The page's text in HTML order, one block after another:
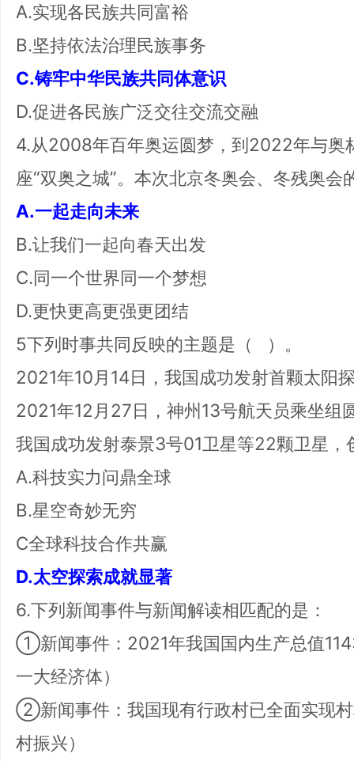
A.实现各民族共同富裕
B.坚持依法治理民族事务
C.铸牢中华民族共同体意识
D.促进各民族广泛交往交流交融
4.从2008年百年奥运圆梦，到2022年与奥
座“双奥之城”。本次北京冬奥会、冬残奥
A.一起走向未来
B.让我们一起向春天出发
C.同一个世界同一个梦想
D.更快更高更强更团结
5下列时事共同反映的主题是（ ）。
2021年10月14日，我国成功发射首颗太阳
2021年12月27日，神州13号航天员乘坐
我国成功发射泰景3号01卫星等22颗卫星，
A.科技实力问鼎全球
B.星空奇妙无穷
C全球科技合作共赢
D.太空探索成就显著
6.下列新闻事件与新闻解读相匹配的是：
①新闻事件：2021年我国国内生产总值
一大经济体）
②新闻事件：我国现有行政村已全面实现
村振兴）